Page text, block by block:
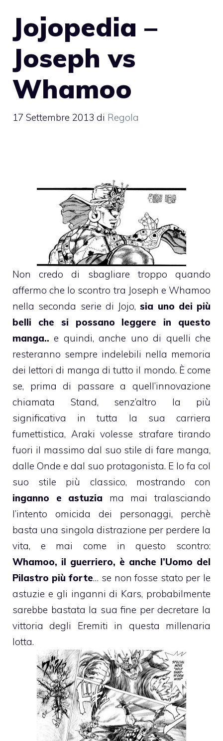
Jojopedia –
Joseph vs
Whamoo
17 Settembre 2013 di Regola
Non credo di sbagliare troppo quando
affermo che lo scontro tra Joseph e Whamoo
nella seconda serie di Jojo,sia uno dei più
belli che si possano leggere in questo
manga.. e quindi, anche uno di quelli che
resteranno sempre indelebili nella memoria
dei lettori di manga di tutto il mondo. È come
se, prima di passare a quell’innovazione
chiamata Stand, senz’altro la più
significativa in tutta la sua carriera
fumettistica, Araki volesse strafare tirando
fuori il massimo dal suo stile di fare manga,
dalle Onde e dal suo protagonista. E lo fa col
suo stile più classico, mostrando con
inganno e astuzia ma mai tralasciando
l’intento omicida dei personaggi, perchè
basta una singola distrazione per perdere la
vita, e mai come in questo scontro:
Whamoo, il guerriero, è anche l’Uomo del
Pilastro più forte… se non fosse stato per le
astuzie e gli inganni di Kars, probabilmente
sarebbe bastata la sua fine per decretare la
vittoria degli Eremiti in questa millenaria
lotta.